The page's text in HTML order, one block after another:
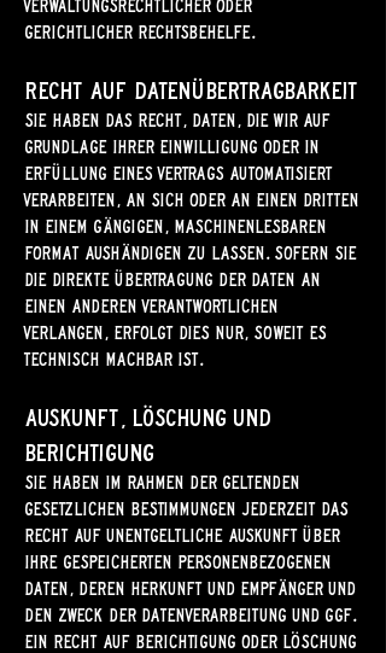
gerichtlicher Rechtsbehelfe.
Recht auf Daten­übertrag­barkeit
Sie haben das Recht, Daten, die wir auf
Grundlage Ihrer Einwilligung oder in
Erfüllung eines Vertrags automatisiert
verarbeiten, an sich oder an einen Dritten
in einem gängigen, maschinenlesbaren
Format aushändigen zu lassen. Sofern Sie
die direkte Übertragung der Daten an
einen anderen Verantwortlichen
verlangen, erfolgt dies nur, soweit es
technisch machbar ist.
Auskunft, Löschung und
Berichtigung
Sie haben im Rahmen der geltenden
gesetzlichen Bestimmungen jederzeit das
Recht auf unentgeltliche Auskunft über
Ihre gespeicherten personenbezogenen
Daten, deren Herkunft und Empfänger und
den Zweck der Datenverarbeitung und ggf.
ein Recht auf Berichtigung oder Löschung